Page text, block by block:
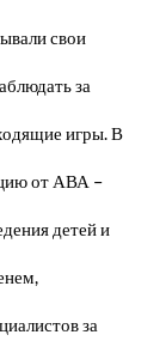
свои
за
игры. В
от АВА –
детей и
за